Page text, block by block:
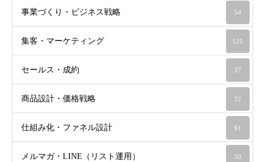
事業づくり・ビジネス戦略 54
集客・マーケティング 125
セールス・成約 37
商品設計・価格戦略 22
仕組み化・ファネル設計 61
メルマガ・LINE（リスト運用） 50